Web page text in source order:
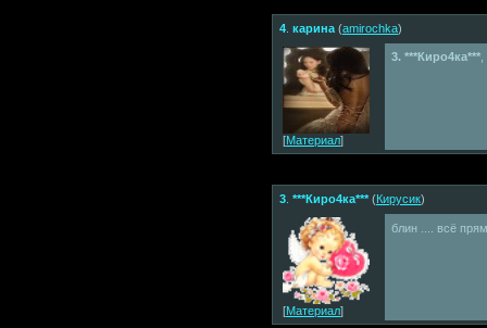
4 карина (amirochka)
[Материал]
3. ***Киро4ка***
3 ***Киро4ка*** (Кирусик)
[Материал]
блин .... всё